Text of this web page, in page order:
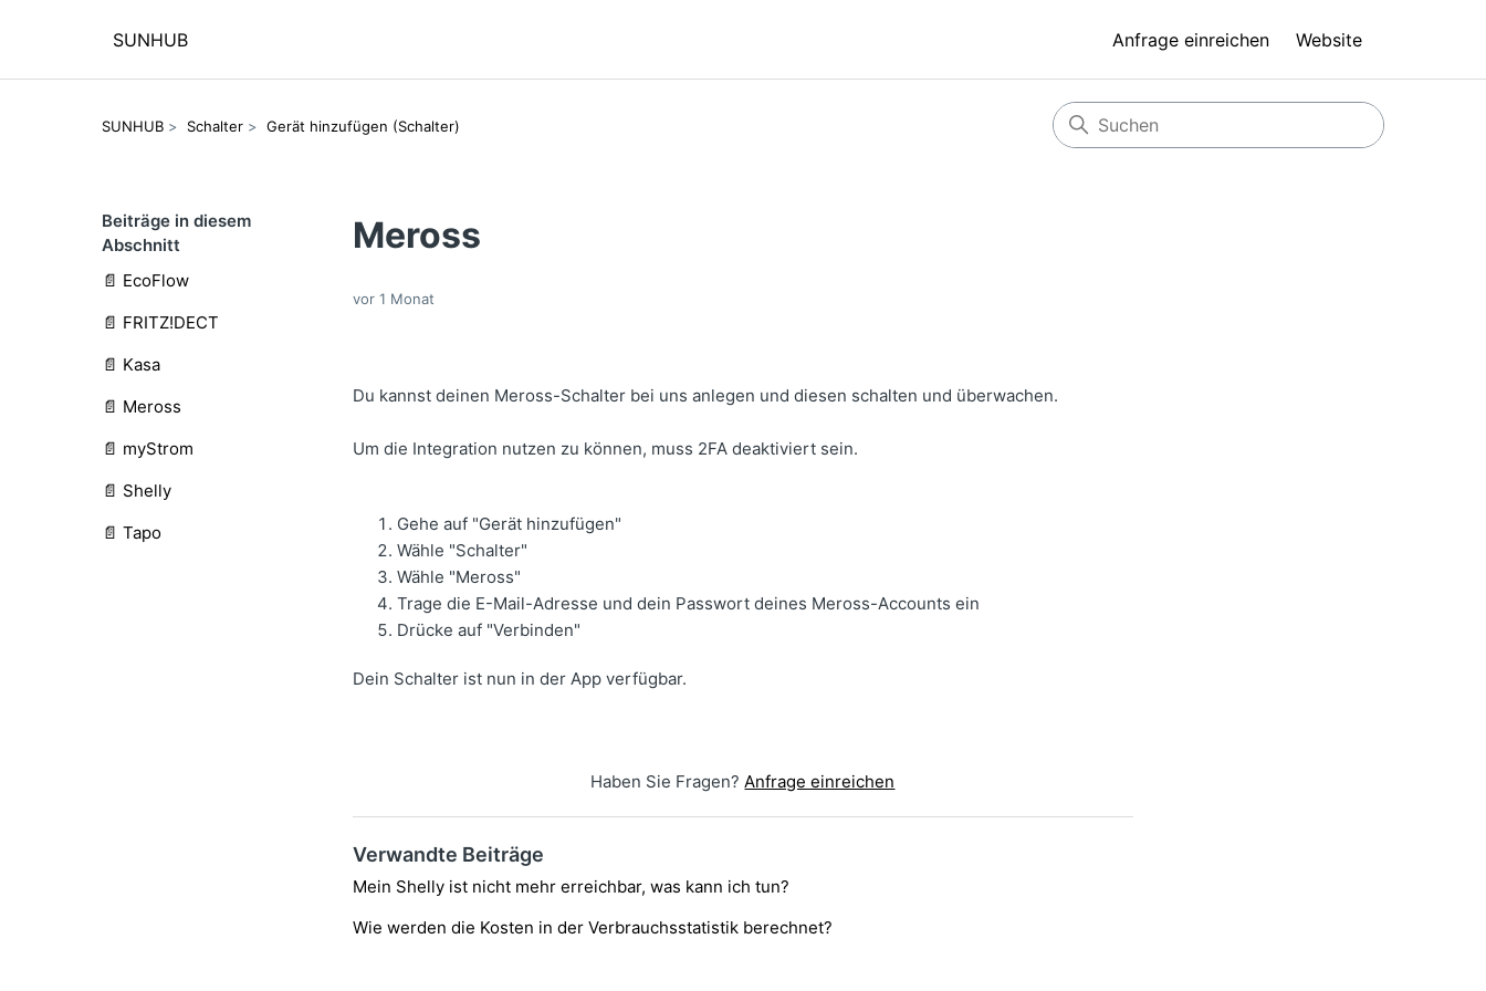
SUNHUB Anfrage einreichen Website
SUNHUB Schalter Gerät hinzufügen (Schalter)
Beiträge in diesem
Abschnitt
📄 EcoFlow
📄 FRITZ!DECT
📄 Kasa
📄 Meross
📄 myStrom
📄 Shelly
📄 Tapo
Meross
vor 1 Monat
Du kannst deinen Meross-Schalter bei uns anlegen und diesen schalten und überwachen.
Um die Integration nutzen zu können, muss 2FA deaktiviert sein.
Gehe auf "Gerät hinzufügen"
Wähle "Schalter"
Wähle "Meross"
Trage die E-Mail-Adresse und dein Passwort deines Meross-Accounts ein
Drücke auf "Verbinden"
Dein Schalter ist nun in der App verfügbar.
Haben Sie Fragen?Anfrage einreichen
Verwandte Beiträge
Mein Shelly ist nicht mehr erreichbar, was kann ich tun?
Wie werden die Kosten in der Verbrauchsstatistik berechnet?